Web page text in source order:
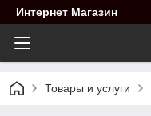
Интернет Магазин
Товары и услуги